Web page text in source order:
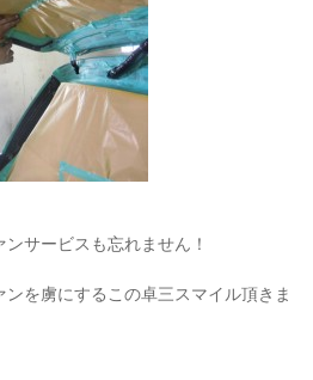
サービスも忘れません！
を虜にするこの卓三スマイル頂きま